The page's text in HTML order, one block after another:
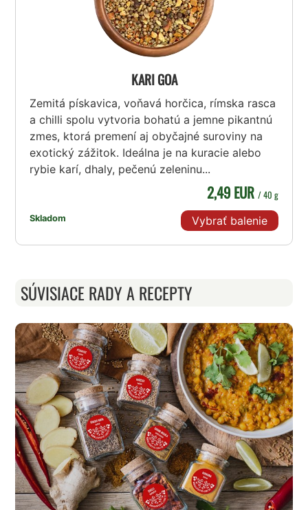
KARI GOA
Zemitá pískavica, voňavá horčica, rímska rasca
a chilli spolu vytvoria bohatú a jemne pikantnú
zmes, ktorá premení aj obyčajné suroviny na
exotický zážitok. Ideálna je na kuracie alebo
rybie karí, dhaly, pečenú zeleninu...
Skladom
2,49 EUR / 40 g
Vybrať balenie
SÚVISIACE RADY A RECEPTY